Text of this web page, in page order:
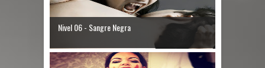
Nivel 06 - Sangre Negra